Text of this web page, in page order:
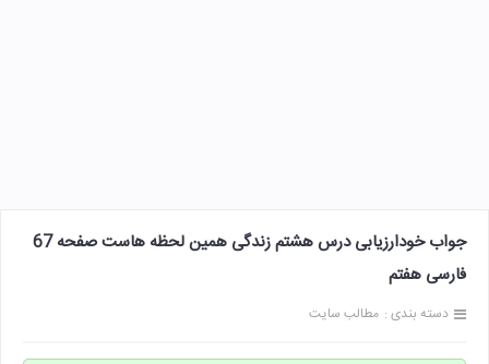
جواب خودارزیابی درس هشتم زندگی همین لحظه هاست صفحه 67
فارسی هفتم
دسته بندی : مطالب سایت